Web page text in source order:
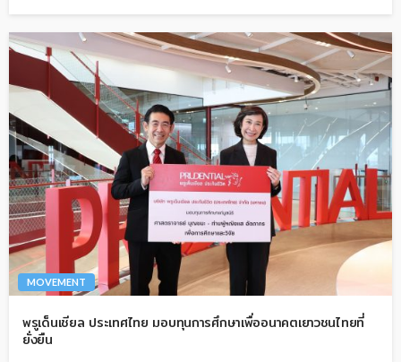
MOVEMENT
พรูเด็นเชียล ประเทศไทย มอบทุนการศึกษาเพื่ออนาคตเยาวชนไทยที่
ยั่งยืน